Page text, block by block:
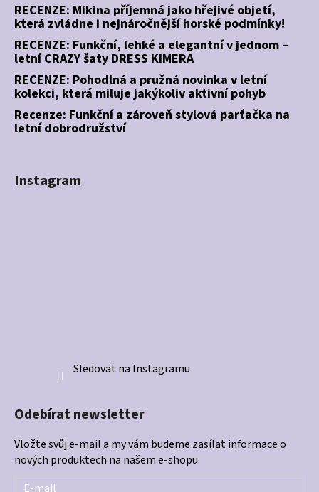
RECENZE: Mikina příjemná jako hřejivé objetí,
která zvládne i nejnáročnější horské podmínky!
RECENZE: Funkční, lehké a elegantní v jednom –
letní CRAZY šaty DRESS KIMERA
RECENZE: Pohodlná a pružná novinka v letní
kolekci, která miluje jakýkoliv aktivní pohyb
Recenze: Funkční a zároveň stylová parťačka na
letní dobrodružství
Instagram
Sledovat na Instagramu
Odebírat newsletter
Vložte svůj e-mail a my vám budeme zasílat informace o
nových produktech na našem e-shopu.
E-mail